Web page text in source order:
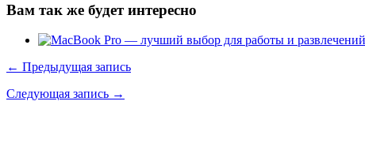
Вам так же будет интересно
← Предыдущая запись
Следующая запись →